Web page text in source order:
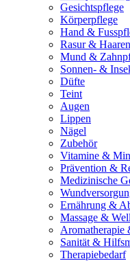
Gesichtspflege
Körperpflege
Hand &
Rasur &
Mund &
Sonnen- &
Düfte
Teint
Augen
Lippen
Nägel
Zubehör
Vitamine &
Prävention &
Medizinische
Ernährung &
Massage &
Aromatherapie
Sanität &
Therapiebedarf